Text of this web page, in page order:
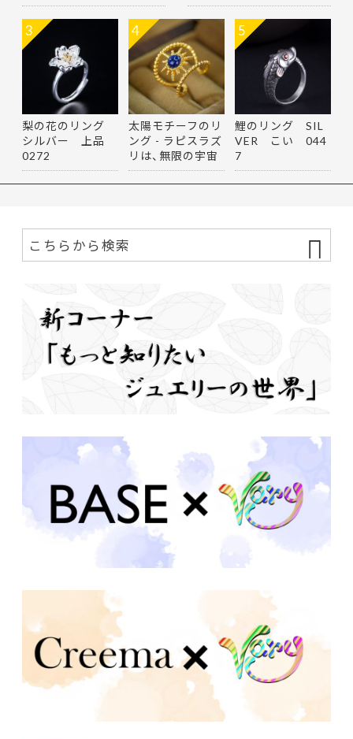
梨の花のリング
シルバー 上品
0272
3
太陽モチーフのリ
ング - ラピスラズ
リは、無限の宇宙
を思…
4
鯉のリング SIL
VER こい 044
7
5